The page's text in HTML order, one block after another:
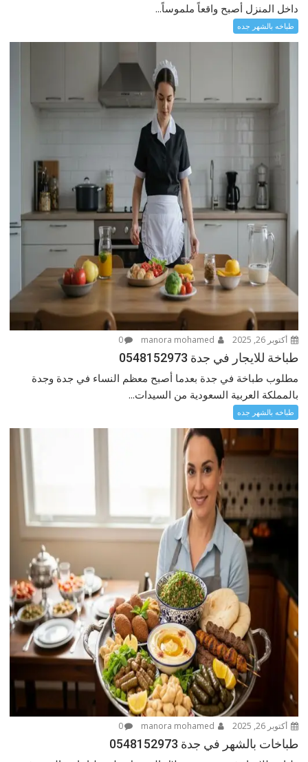
داخل المنزل أصبح واقعاً ملموساً...
طباخه بالشهر جده
أكتوبر 26, 2025 0
طباخة للايجار في جدة 0548152973
مطلوب طباخة في جدة بعدما أصبح معظم النساء في جدة وجدة
بالمملكة العربية السعودية من السيدات...
طباخه بالشهر جده
أكتوبر 26, 2025 0
طباخات بالشهر في جدة 0548152973